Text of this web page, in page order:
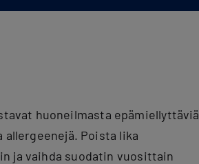
huoneilmasta epämiellyttäviä
Poista lika
ja vaihda suodatin vuosittain